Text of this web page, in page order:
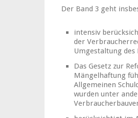
Der Band 3 geht
intensiv
der
Umgestaltung
Das Gesetz zur
Mängelhaftung
Allgemeinen
wurden unter